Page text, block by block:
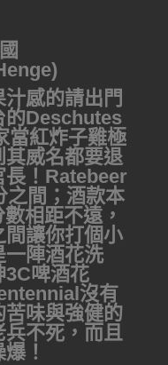
感的請出門
的Deschutes
當紅炸子雞極
威名都要退
長！Ratebeer
之間；酒款本
相距不遠，
讓你打個小
一陣酒花洗
3C啤酒花
沒有
味與強健的
不死，而且
！